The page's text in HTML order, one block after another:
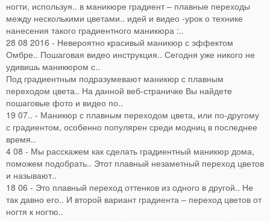
ногти, используя.. в маникюре градиент – плавные переходы
между несколькими цветами.. идей и видео -урок о технике
нанесения такого градиентного маникюра :..
28 08 2016 - Невероятно красивый маникюр с эффектом
Омбре.. Пошаговая видео инструкция.. Сегодня уже никого не
удивишь маникюром с..
Под градиентным подразумевают маникюр с плавным
переходом цвета.. На данной веб-страничке Вы найдете
пошаговые фото и видео по..
19 07.. - Маникюр с плавным переходом цвета, или по-другому
с градиентом, особенно популярен среди модниц в последнее
время..
4 08 - Мы расскажем как сделать градиентный маникюр дома,
поможем подобрать.. Этот плавный незаметный переход цветов
и называют..
18 06 - Это плавный переход оттенков из одного в другой.. Не
так давно его.. И второй вариант градиента – переход цветов от
ногтя к ногтю..